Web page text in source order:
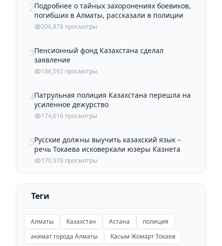
2Подробнее о тайных захоронениях боевиков,
погибших в Алматы, рассказали в полиции
206,878 просмотры
3Пенсионный фонд Казахстана сделал
заявление
186,592 просмотры
4Патрульная полиция Казахстана перешла на
усиленное дежурство
174,616 просмотры
5Русские должны выучить казахский язык –
речь Токаева исковеркали юзеры Казнета
170,976 просмотры
Теги
Алматы Казахстан Астана
полиция
акимат города Алматы
Касым-Жомарт Токаев